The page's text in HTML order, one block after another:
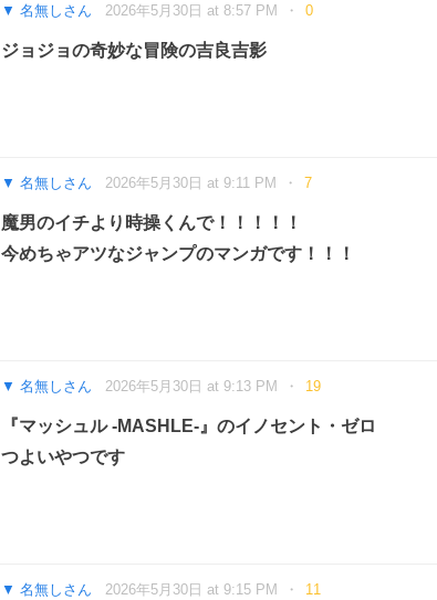
名無しさん 2026年5月30日 at 8:57 PM 0
ジョジョの奇妙な冒険の吉良吉影
名無しさん 2026年5月30日 at 9:11 PM 7
魔男のイチより時操くんで！！！！！
今めちゃアツなジャンプのマンガです！！！
名無しさん 2026年5月30日 at 9:13 PM 19
『マッシュル -MASHLE-』のイノセント・ゼロ
つよいやつです
名無しさん 2026年5月30日 at 9:15 PM 11